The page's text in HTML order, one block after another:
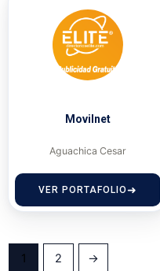
Movilnet
Aguachica Cesar
VER PORTAFOLIO
1 2 →